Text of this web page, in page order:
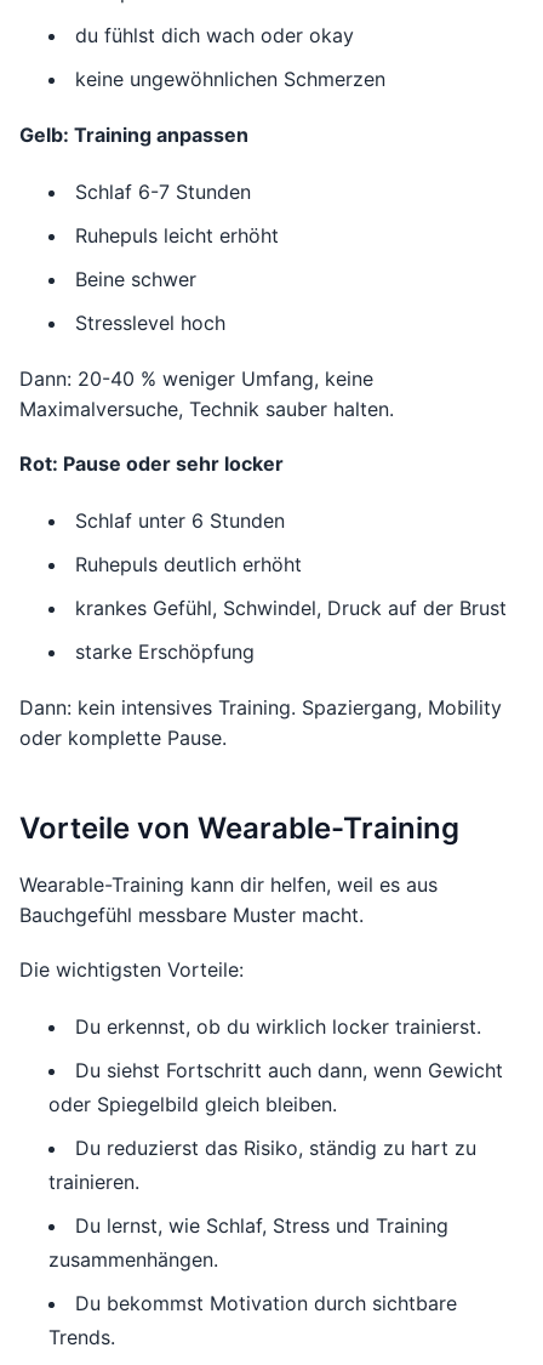
du fühlst dich wach oder okay
keine ungewöhnlichen Schmerzen
Gelb: Training anpassen
Schlaf 6-7 Stunden
Ruhepuls leicht erhöht
Beine schwer
Stresslevel hoch
Dann: 20-40 % weniger Umfang, keine
Maximalversuche, Technik sauber halten.
Rot: Pause oder sehr locker
Schlaf unter 6 Stunden
Ruhepuls deutlich erhöht
krankes Gefühl, Schwindel, Druck auf der Brust
starke Erschöpfung
Dann: kein intensives Training. Spaziergang, Mobility
oder komplette Pause.
Vorteile von Wearable-Training
Wearable-Training kann dir helfen, weil es aus
Bauchgefühl messbare Muster macht.
Die wichtigsten Vorteile:
Du erkennst, ob du wirklich locker trainierst.
Du siehst Fortschritt auch dann, wenn Gewicht
oder Spiegelbild gleich bleiben.
Du reduzierst das Risiko, ständig zu hart zu
trainieren.
Du lernst, wie Schlaf, Stress und Training
zusammenhängen.
Du bekommst Motivation durch sichtbare
Trends.